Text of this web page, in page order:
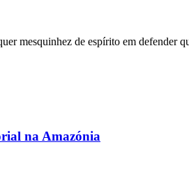
mesquinhez de espírito em
na Amazónia